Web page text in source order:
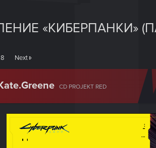
«КИБЕРПАНКИ»
8 Next
CD PROJEKT RED